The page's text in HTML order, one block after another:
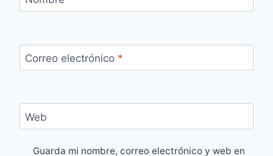
Correo electrónico *
Web
Guarda mi nombre, correo electrónico y web en